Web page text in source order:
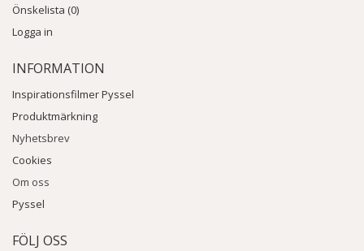
Önskelista (0)
Logga in
INFORMATION
Inspirationsfilmer Pyssel
Produktmärkning
Nyhetsbrev
Cookies
Om oss
Pyssel
FÖLJ OSS